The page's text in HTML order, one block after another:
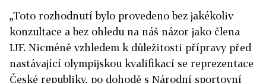
„Toto rozhodnutí bylo provedeno bez jakékoliv
konzultace a bez ohledu na náš názor jako člena
IJF. Nicméně vzhledem k důležitosti přípravy před
nastávající olympijskou kvalifikací se reprezentace
České republiky, po dohodě s Národní sportovní